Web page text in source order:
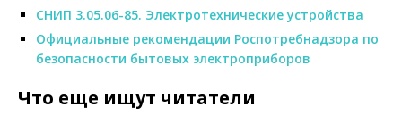
СНИП 3.05.06-85. Электротехнические устройства
Официальные рекомендации Роспотребнадзора по
безопасности бытовых электроприборов
Что еще ищут читатели